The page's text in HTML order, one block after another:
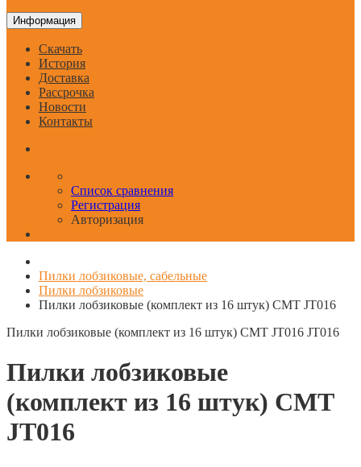
Информация
Скачать
История
Доставка
Рассрочка
Новости
Контакты
Список сравнения
Регистрация
Авторизация
Пилки лобзиковые, сабельные
Пилки лобзиковые
Пилки лобзиковые (комплект из 16 штук) CMT JT016
Пилки лобзиковые (комплект из 16 штук) CMT JT016 JT016
Пилки лобзиковые
(комплект из 16 штук) CMT
JT016